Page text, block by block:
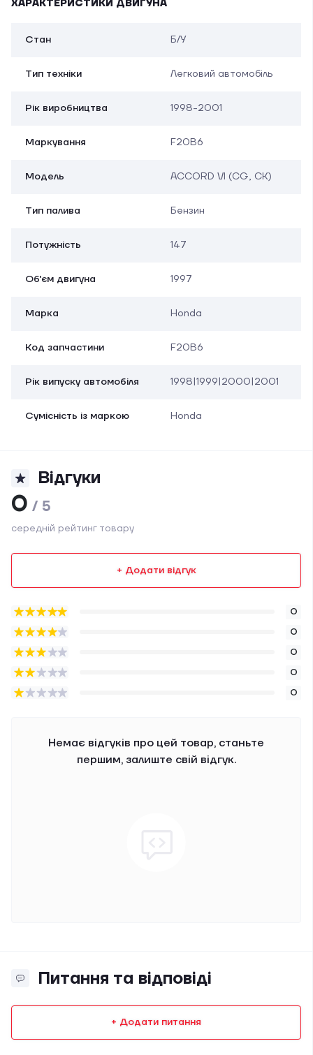
ХАРАКТЕРИСТИКИ ДВИГУНА
Стан Б/У
Тип техніки Легковий автомобіль
Рік виробництва 1998-2001
Маркування F20B6
Модель ACCORD VI (CG, CK)
Тип палива Бензин
Потужність 147
Об'єм двигуна 1997
Марка Honda
Код запчастини F20B6
Рік випуску автомобіля 1998|1999|2000|2001
Сумісність із маркою Honda
Відгуки
0 / 5
середній рейтинг товару
+ Додати відгук
0
0
0
0
0
Немає відгуків про цей товар, станьте
першим, залиште свій відгук.
Питання та відповіді
+ Додати питання